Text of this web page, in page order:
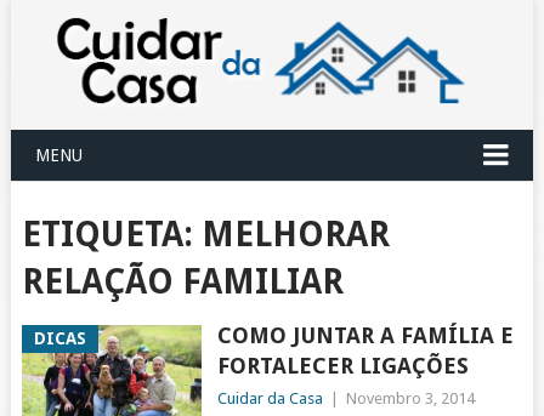
MENU
ETIQUETA: MELHORAR
RELAÇÃO FAMILIAR
DICAS
COMO JUNTAR A FAMÍLIA E
FORTALECER LIGAÇÕES
Cuidar da Casa Novembro 3, 2014